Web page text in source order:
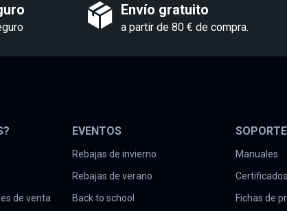
Envío gratuito
a partir de 80 € de compra.
de venta
EVENTOS
Rebajas de invierno
Rebajas de verano
Back to school
SOPORTE
Manuales
Fichas de